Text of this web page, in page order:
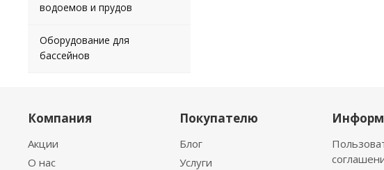
водоемов и прудов
Оборудование для
бассейнов
Компания
Акции
О нас
Покупателю
Блог
Услуги